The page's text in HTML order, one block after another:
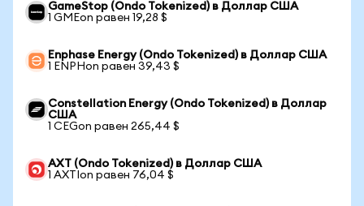
GameStop (Ondo Tokenized) в Доллар США
1 GMEon равен 19,28 $
Enphase Energy (Ondo Tokenized) в Доллар США
1 ENPHon равен 39,43 $
Constellation Energy (Ondo Tokenized) в Доллар
США
1 CEGon равен 265,44 $
AXT (Ondo Tokenized) в Доллар США
1 AXTIon равен 76,04 $